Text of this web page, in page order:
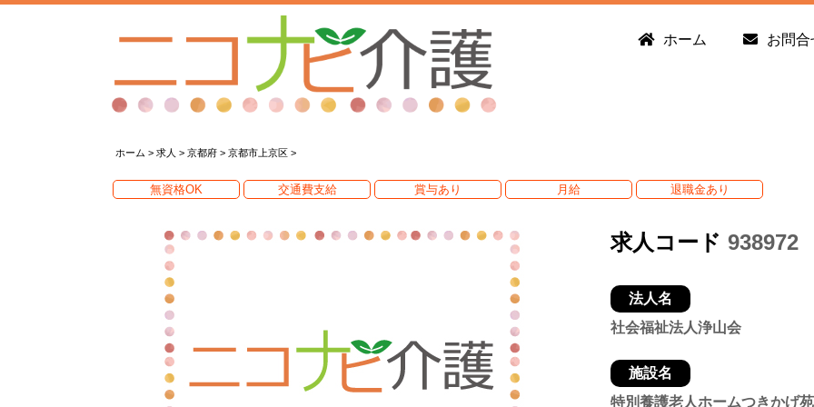
ホーム お問合
ホーム > 求人 > 京都府 > 京都市上京区 >
無資格OK 交通費支給 賞与あり 月給 退職金あり
求人コード 938972
法人名
社会福祉法人浄山会
施設名
特別養護老人ホームつきかげ苑